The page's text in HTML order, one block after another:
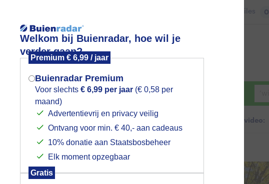
Welkom bij Buienradar, hoe wil je
verder gaan?
Premium € 6,99 / jaar
Buienradar Premium
Voor slechts € 6,99 per jaar (€ 0,58 per
maand)
Advertentievrij en privacy veilig
Ontvang voor min. € 40,- aan cadeaus
10% donatie aan Staatsbosbeheer
Elk moment opzegbaar
Gratis
Files 0
Foto en video Weerzine
Zoeken in foto & video:
Mogen we je locatie gebruiken voor
het weer?
Indien je hier nog geen akkoord op hebt
gegeven, verschijnt er zo een pop-up uit